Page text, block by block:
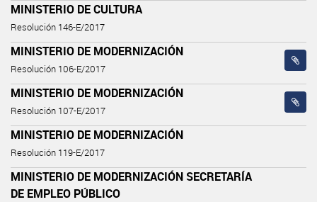
MINISTERIO DE CULTURA
Resolución 146-E/2017
MINISTERIO DE MODERNIZACIÓN
Resolución 106-E/2017
MINISTERIO DE MODERNIZACIÓN
Resolución 107-E/2017
MINISTERIO DE MODERNIZACIÓN
Resolución 119-E/2017
MINISTERIO DE MODERNIZACIÓN SECRETARÍA
DE EMPLEO PÚBLICO